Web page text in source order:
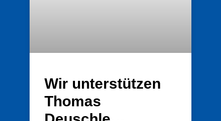
Wir unterstützen
Thomas